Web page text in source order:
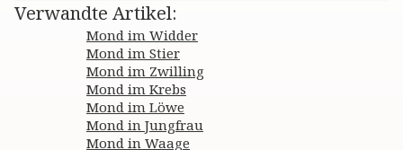
Verwandte Artikel:
Mond im Widder
Mond im Stier
Mond im Zwilling
Mond im Krebs
Mond im Löwe
Mond in Jungfrau
Mond in Waage